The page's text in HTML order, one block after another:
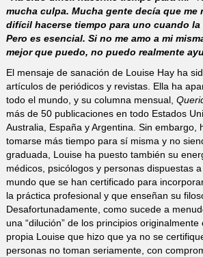
mucha culpa. Mucha gente decía que
difícil hacerse tiempo para uno cuando la
Pero es esencial. Si no me amo a mi
mejor que puedo, no puedo realmente
El mensaje de sanación de Louise Hay ha
artículos de periódicos y revistas. Ella ha
todo el mundo, y su columna mensual,
más de 50 publicaciones en todo Estados
Australia, España y Argentina. Sin embargo,
tomarse más tiempo para sí misma y no
graduada, Louise ha puesto también su
médicos, psicólogos y personas dispuestas
mundo que se han certificado para
la práctica profesional y que enseñan su
Desafortunadamente, como sucede a
una “dilución” de los principios
propia Louise que hizo que ya no se
personas no toman seriamente, con